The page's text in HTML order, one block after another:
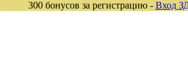
300 бонусов за регистрацию - Вход